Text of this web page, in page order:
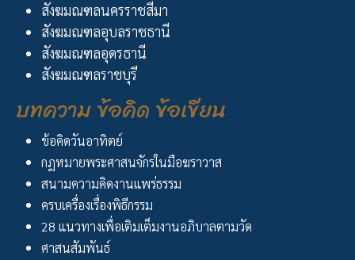
สังฆมณฑลนครราชสีมา
สังฆมณฑลอุบลราชธานี
สังฆมณฑลอุดรธานี
สังฆมณฑลราชบุรี
บทความ ข้อคิด ข้อเขียน
ข้อคิดวันอาทิตย์
กฏหมายพระศาสนจักรในมือฆราวาส
สนามความคิดงานแพร่ธรรม
ครบเครื่องเรื่องพิธีกรรม
28 แนวทางเพื่อเติมเต็มงานอภิบาลตามวัด
ศาสนสัมพันธ์